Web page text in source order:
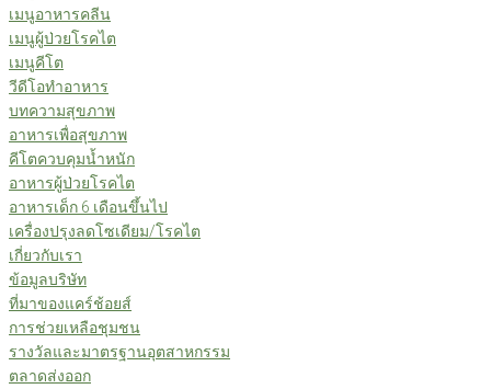
เมนูอาหารคลีน
เมนูผู้ป่วยโรคไต
เมนูคีโต
วีดีโอทำอาหาร
บทความสุขภาพ
อาหารเพื่อสุขภาพ
คีโตควบคุมน้ำหนัก
อาหารผู้ป่วยโรคไต
อาหารเด็ก 6 เดือนขึ้นไป
เครื่องปรุงลดโซเดียม/โรคไต
เกี่ยวกับเรา
ข้อมูลบริษัท
ที่มาของแคร์ช้อยส์
การช่วยเหลือชุมชน
รางวัลและมาตรฐานอุตสาหกรรม
ตลาดส่งออก